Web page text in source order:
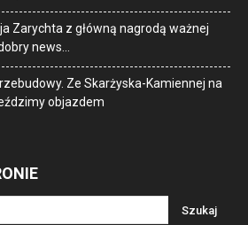
Zarychta z główną nagrodą ważnej
news…
Ze Skarżyska-Kamiennej na
objazdem